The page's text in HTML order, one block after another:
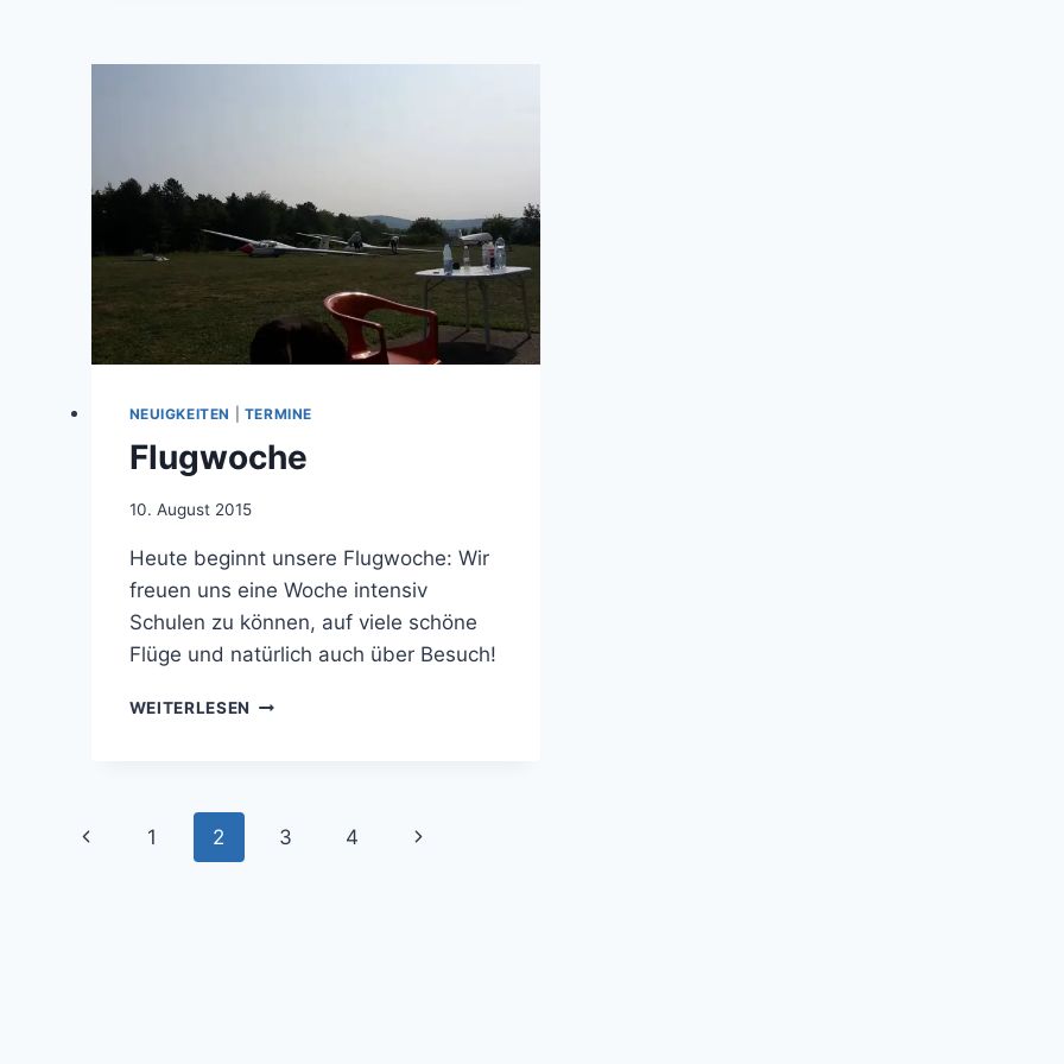
NEUIGKEITEN TERMINE
Flugwoche
Von
10. August 2015
Heute beginnt unsere Flugwoche: Wir
freuen uns eine Woche intensiv
Schulen zu können, auf viele schöne
Flüge und natürlich auch über Besuch!
WEITERLESEN FLUGWOCHE
Seitennavigation
Vorherige
1 2 3 4
Nächste